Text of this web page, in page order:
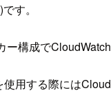
)です。
構成で
用する際には